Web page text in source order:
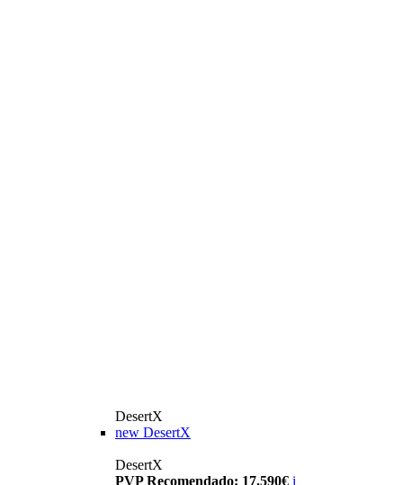
DesertX
new DesertX
DesertX
PVP Recomendado: 17.590€ i